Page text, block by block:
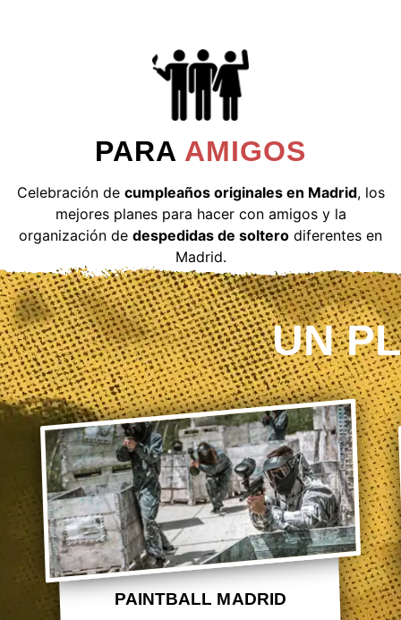
PARA AMIGOS
Celebración de cumpleaños originales en Madrid, los
mejores planes para hacer con amigos y la
organización de despedidas de soltero diferentes en
Madrid.
UN
PAINTBALL MADRID